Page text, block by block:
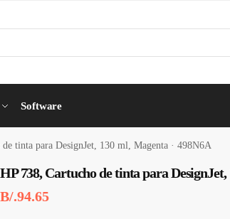
Software
tinta para DesignJet, 130 ml, Magenta · 498N6A
HP 738, Cartucho de tinta para
B/.94.65